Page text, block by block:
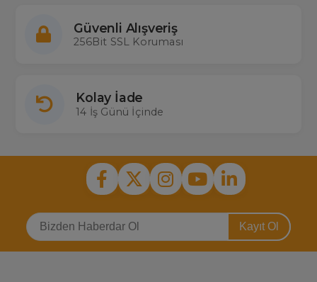
Güvenli Alışveriş
256Bit SSL Koruması
Kolay İade
14 İş Günü İçinde
Kayıt Ol